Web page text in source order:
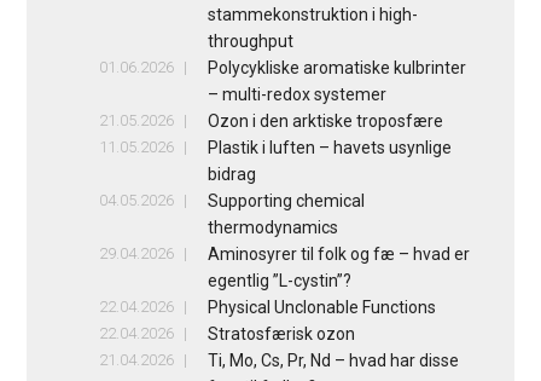
stammekonstruktion i high-
throughput
01.06.2026
Polycykliske aromatiske kulbrinter
– multi-redox systemer
21.05.2026 Ozon i den arktiske troposfære
11.05.2026
Plastik i luften – havets usynlige
bidrag
04.05.2026
Supporting chemical
thermodynamics
29.04.2026
Aminosyrer til folk og fæ – hvad er
egentlig ”L-cystin”?
22.04.2026 Physical Unclonable Functions
22.04.2026 Stratosfærisk ozon
21.04.2026
Ti, Mo, Cs, Pr, Nd – hvad har disse